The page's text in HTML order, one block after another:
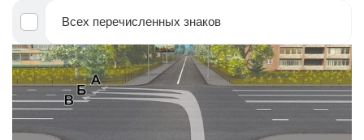
Всех перечисленных знаков